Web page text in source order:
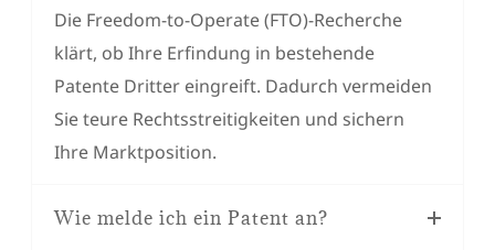
Die Freedom-to-Operate (FTO)-Recherche
klärt, ob Ihre Erfindung in bestehende
Patente Dritter eingreift. Dadurch vermeiden
Sie teure Rechtsstreitigkeiten und sichern
Ihre Marktposition.
Wie melde ich ein Patent an?